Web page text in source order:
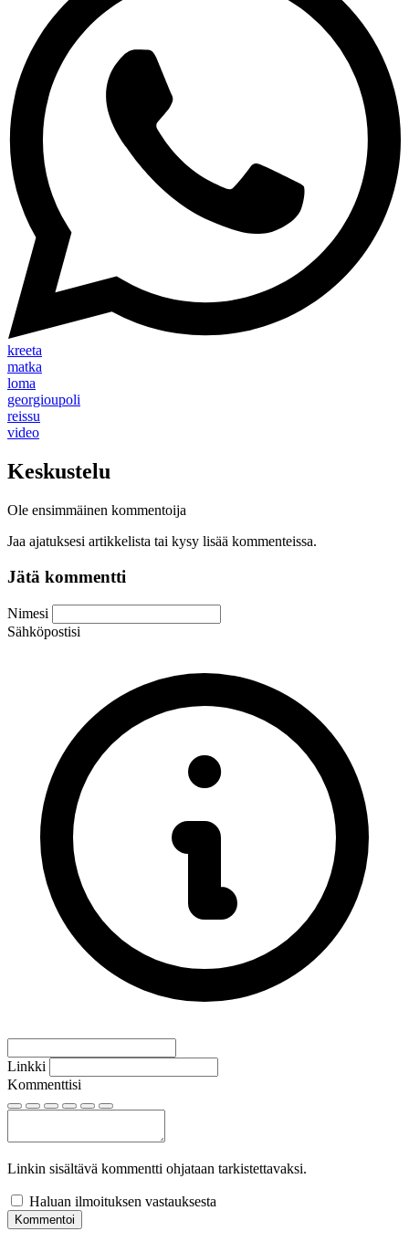
kreeta
matka
loma
georgioupoli
reissu
video
Keskustelu
Ole ensimmäinen kommentoija
Jaa ajatuksesi artikkelista tai kysy lisää kommenteissa.
Jätä kommentti
Nimesi
Sähköpostisi
Linkki
Kommenttisi
Linkin sisältävä kommentti ohjataan tarkistettavaksi.
Haluan ilmoituksen vastauksesta
Kommentoi